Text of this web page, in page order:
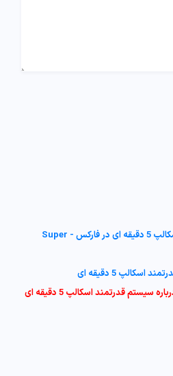
1. معرفی استراتژی قدرتمند اسکالپ 5 دقیقه ای در فارکس - Super